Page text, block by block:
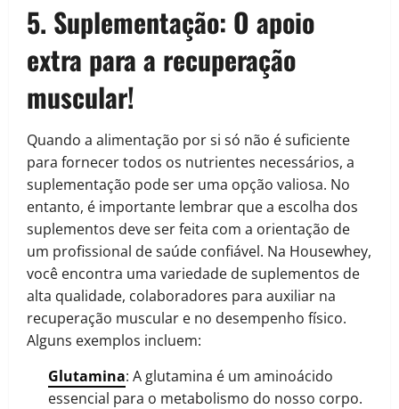
5. Suplementação: O apoio
extra para a recuperação
muscular!
Quando a alimentação por si só não é suficiente
para fornecer todos os nutrientes necessários, a
suplementação pode ser uma opção valiosa. No
entanto, é importante lembrar que a escolha dos
suplementos deve ser feita com a orientação de
um profissional de saúde confiável. Na Housewhey,
você encontra uma variedade de suplementos de
alta qualidade, colaboradores para auxiliar na
recuperação muscular e no desempenho físico.
Alguns exemplos incluem:
Glutamina: A glutamina é um aminoácido
essencial para o metabolismo do nosso corpo.